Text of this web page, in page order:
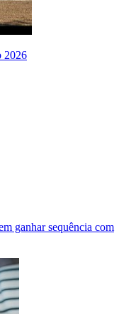
2026
ganhar sequência com